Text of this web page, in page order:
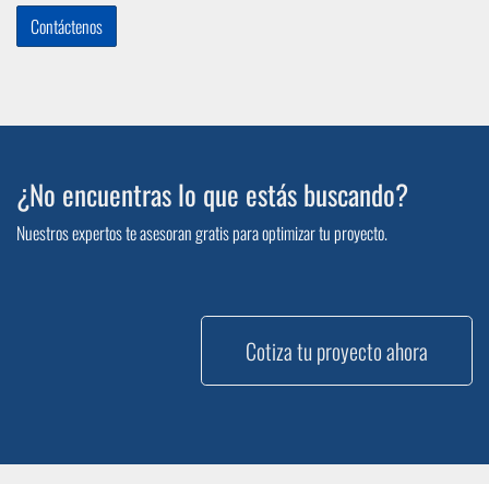
Contáctenos
¿No encuentras lo que estás buscando?
Nuestros expertos te asesoran gratis para optimizar tu proyecto.
Cotiza tu proyecto ahora